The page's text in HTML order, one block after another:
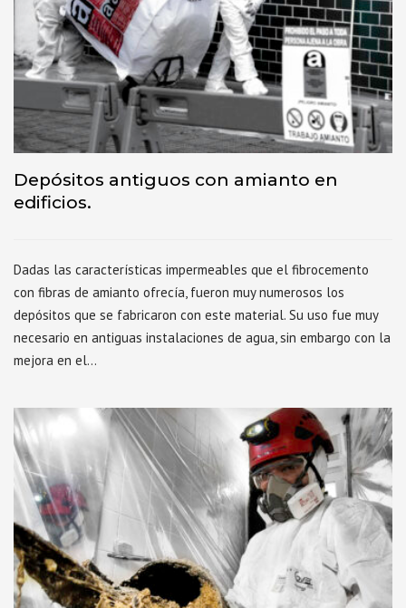
Depósitos antiguos con amianto en
edificios.
Dadas las características impermeables que el fibrocemento
con fibras de amianto ofrecía, fueron muy numerosos los
depósitos que se fabricaron con este material. Su uso fue muy
necesario en antiguas instalaciones de agua, sin embargo con la
mejora en el…